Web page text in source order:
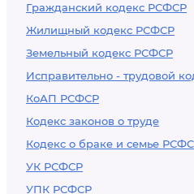
Гражданский кодекс РСФСР
Жилищный кодекс РСФСР
Земельный кодекс РСФСР
Исправительно - трудовой
КоАП РСФСР
Кодекс законов о труде
Кодекс о браке и семье
УК РСФСР
УПК РСФСР